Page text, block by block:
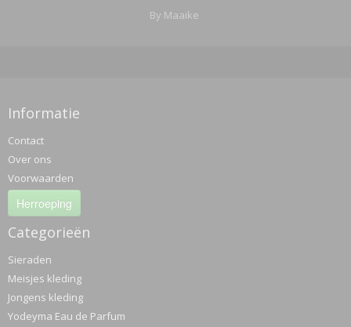
By Maaike
Informatie
Contact
Over ons
Voorwaarden
Herroeping
Categorieën
Sieraden
Meisjes kleding
Jongens kleding
Yodeyma Eau de Parfum